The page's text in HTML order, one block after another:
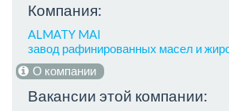
Компания:
ALMATY MAI
завод рафинированных масел и
О компании
Вакансии этой компании: